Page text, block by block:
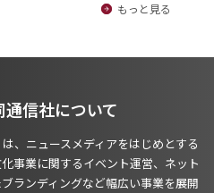
もっと見る
信社について
、ニュースメディアをはじめとする
事業に関するイベント運営、ネット
ランディングなど幅広い事業を展開